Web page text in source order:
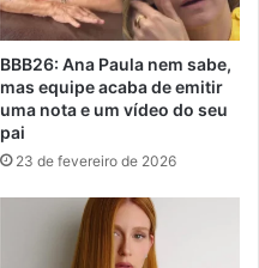
BBB26: Ana Paula nem sabe,
mas equipe acaba de emitir
uma nota e um vídeo do seu
pai
23 de fevereiro de 2026